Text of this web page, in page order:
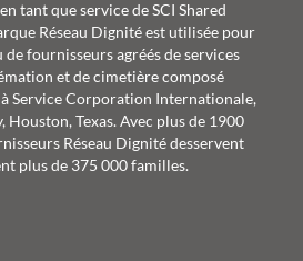
tant que service de SCI Shared
Réseau Dignité est utilisée pour
fournisseurs agréés de services
et de cimetière composé
Service Corporation Internationale,
Houston, Texas. Avec plus de 1900
Réseau Dignité desservent
plus de 375 000 familles.